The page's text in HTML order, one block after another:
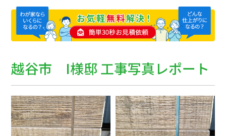
越谷市 I様邸 工事写真レポート